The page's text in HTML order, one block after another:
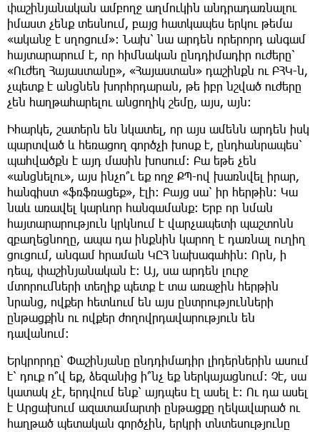
փաշինյանական ամբողջ աղմուկին անդրադառնալու
իմաստ չենք տեսնում, բայց հատկապես երկու թեմա
«ականջ է սղոցում»: Նախ՝ նա արդեն որերորդ անգամ
հայտարարում է, որ հիմնական ընդդիմադիր ուժերը՝
«Ուժեղ Հայաստանը», «Հայաստան» դաշինքն ու ԲՀԿ-ն,
չպետք է անցնեն խորհրդարան, թե իբր նշված ուժերը
չեն հաղթահարելու անցողիկ շեմը, այս, այն:
Իհարկե, շատերն են նկատել, որ այս ամենն արդեն իսկ
պարտված և հեռացող գործչի խոսք է, ընդհանրապես՝
պահվածքն է այդ մասին խոսում: Բա եթե չեն
«անցնելու», այս ինչո՞ւ եք ողջ ՔՊ-ով խառնվել իրար,
հանգիստ «ֆռֆռացեք», էլի: Բայց սա՝ իր հերթին: Կա
նաև առավել կարևոր հանգամանք: Երբ որ նման
հայտարարություն կրկնում է վարչապետի պաշտոնն
զբաղեցնողը, ապա դա ինքնին կարող է դառնալ ուղիղ
ցուցում, անգամ հրաման ԿԸՀ նախագահին: Որն, ի
դեպ, փաշինյանական է: Այ, սա արդեն լուրջ
մտորումների տեղիք պետք է տա առաջին հերթին
նրանց, ովքեր հետևում են այս ընտրությունների
ընթացքին ու ովքեր ժողովրդավարություն են
դավանում:
Երկրորդը՝ Փաշինյանը ընդդիմադիր լիդերներին ասում
է՝ դուք ո՞վ եք, ձեզանից ի՞նչ եք ներկայացնում: Չէ, սա
կատակ չէ, երդվում ենք՝ այդպես էլ ասել է: Ու դա ասել
է Արցախում ազատամարտի ընթացքը ղեկավարած ու
հաղթած պետական գործչին, երկրի տնտեսությունը